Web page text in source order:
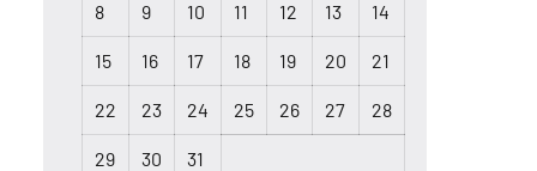
8 9 10 11 12 13 14
15 16 17 18 19 20 21
22 23 24 25 26 27 28
29 30 31